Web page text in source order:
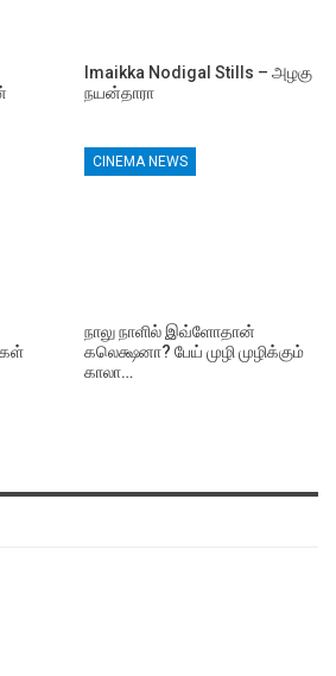
Imaikka Nodigal Stills – அழகு
நயன்தாரா
CINEMA NEWS
நாலு நாளில் இவ்ளோதான்
கலெக்ஷனா? பேய் முழி முழிக்கும்
காலா…